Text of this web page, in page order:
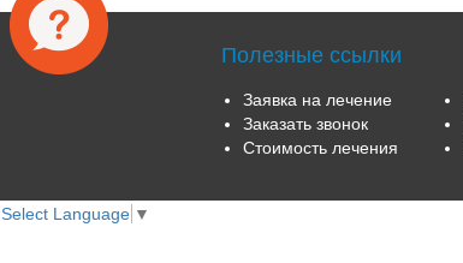
Полезные ссылки
Заявка на лечение
Заказать звонок
Стоимость лечения
Select Language ▼